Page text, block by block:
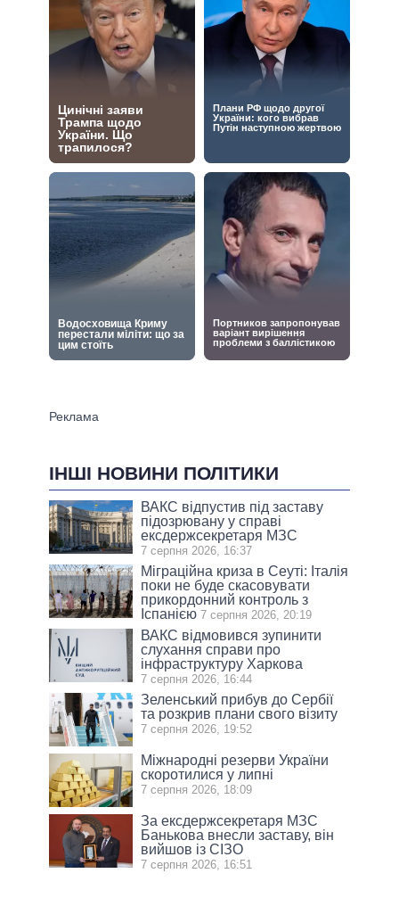
ІНШІ НОВИНИ ПОЛІТИКИ
ВАКС відпустив під заставу
підозрювану у справі
ексдержсекретаря МЗС
7 серпня 2026, 16:37
Міграційна криза в Сеуті: Італія
поки не буде скасовувати
прикордонний контроль з
Іспанією 7 серпня 2026, 20:19
ВАКС відмовився зупинити
слухання справи про
інфраструктуру Харкова
7 серпня 2026, 16:44
Зеленський прибув до Сербії
та розкрив плани свого візиту
7 серпня 2026, 19:52
Міжнародні резерви України
скоротилися у липні
7 серпня 2026, 18:09
За ексдержсекретаря МЗС
Банькова внесли заставу, він
вийшов із СІЗО
7 серпня 2026, 16:51